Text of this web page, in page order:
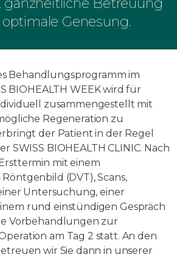
ganzheitliche Betreuung
Genesung.
Behandlungsprogramm im
BIOHEALTH WEEK wird für
zusammengestellt mit
Regeneration zu
der Patient in der Regel
SWISS BIOHEALTH CLINIC. Nach
mit einem
(DVT), Scans,
Untersuchung, einer
rund einstündigen Gespräch
Vorbehandlungen zur
am Tag 2 statt. An den
wir Sie dann in unserer